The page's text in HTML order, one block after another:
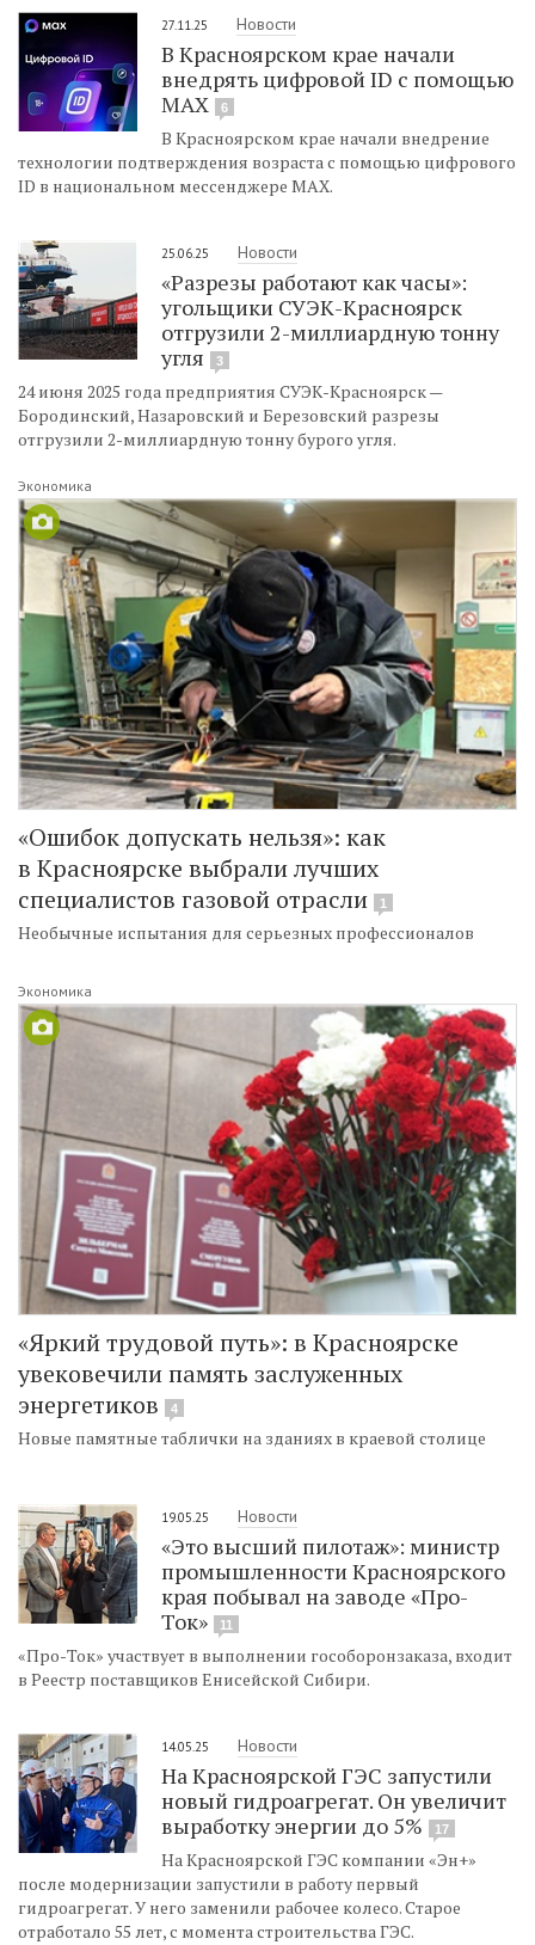
27.11.25 Новости
В Красноярском крае начали
внедрять цифровой ID с помощью
MAX
6
В Красноярском крае начали внедрение
технологии подтверждения возраста с помощью цифрового
ID в национальном мессенджере MAX.
25.06.25 Новости
«Разрезы работают как часы»:
угольщики СУЭК-Красноярск
отгрузили 2-миллиардную тонну
угля
3
24 июня 2025 года предприятия СУЭК-Красноярск —
Бородинский, Назаровский и Березовский разрезы
отгрузили 2-миллиардную тонну бурого угля.
Экономика
«Ошибок допускать нельзя»: как
в Красноярске выбрали лучших
специалистов газовой отрасли
1
Необычные испытания для серьезных профессионалов
Экономика
«Яркий трудовой путь»: в Красноярске
увековечили память заслуженных
энергетиков
4
Новые памятные таблички на зданиях в краевой столице
19.05.25 Новости
«Это высший пилотаж»: министр
промышленности Красноярского
края побывал на заводе «Про-
Ток»
11
«Про-Ток» участвует в выполнении гособоронзаказа, входит
в Реестр поставщиков Енисейской Сибири.
14.05.25 Новости
На Красноярской ГЭС запустили
новый гидроагрегат. Он увеличит
выработку энергии до 5%
17
На Красноярской ГЭС компании «Эн+»
после модернизации запустили в работу первый
гидроагрегат. У него заменили рабочее колесо. Старое
отработало 55 лет, с момента строительства ГЭС.